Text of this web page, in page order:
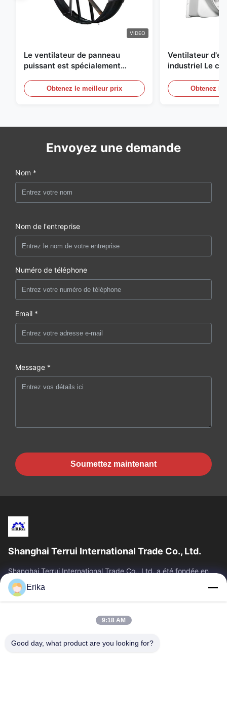
VIDEO
Le ventilateur de panneau
puissant est spécialement
diamètre de lame de 1830 mm et
un volume d'air de 120000 m3/h
Obtenez le meilleur prix
Ventilateur
industriel Le
et de Obtenez
Envoyez une demande
Nom *
Nom de l'entreprise
Numéro de téléphone
Email *
Message *
Soumettez maintenant
Shanghai Terrui International Trade Co., Ltd.
Shanghai Terrui International Trade Co., Ltd. a été fondée en
2002, spécialisée dans le développement, la fabrication et la
vente d'équipements...
Liens Rapides
Produits
À Propos De Nous
Contrôle De Qualité
Erika
9:18 AM
Good day, what product are you looking for?